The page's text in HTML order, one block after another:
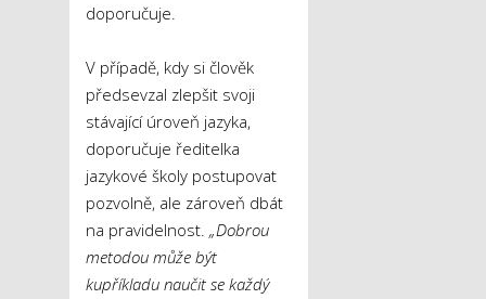
doporučuje.
V případě, kdy si člověk
předsevzal zlepšit svoji
stávající úroveň jazyka,
doporučuje ředitelka
jazykové školy postupovat
pozvolně, ale zároveň dbát
na pravidelnost. „Dobrou
metodou může být
kupříkladu naučit se každý